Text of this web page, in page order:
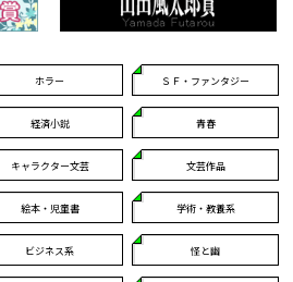
ホラー ＳＦ・ファンタジー
経済小説 青春
キャラクター文芸 文芸作品
絵本・児童書 学術・教養系
ビジネス系 怪と幽